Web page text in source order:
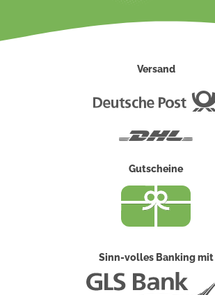
Versand
Gutscheine
Sinn-volles Banking mit